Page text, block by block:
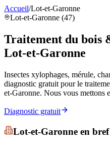
Accueil/Lot-et-Garonne
Lot-et-Garonne (47)
Traitement du bois
Lot-et-Garonne
Insectes xylophages, mérule,
diagnostic gratuit pour le
et-Garonne. Nous vous mettons
Diagnostic gratuit
Lot-et-Garonne en bref